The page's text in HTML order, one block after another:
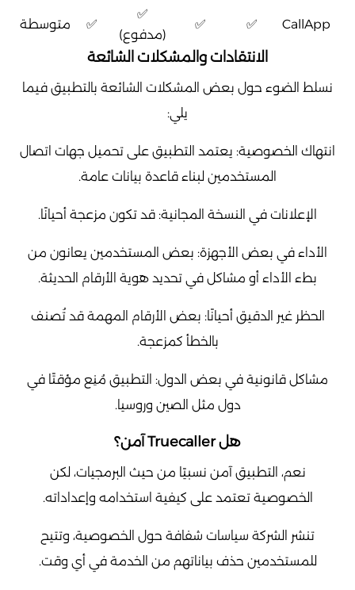
CallApp
✅
✅
✅
(مدفوع)
✅ متوسطة
الانتقادات والمشكلات الشائعة
نسلط الضوء حول بعض المشكلات الشائعة بالتطبيق فيما
يلي:
انتهاك الخصوصية: يعتمد التطبيق على تحميل جهات اتصال
المستخدمين لبناء قاعدة بيانات عامة.
الإعلانات في النسخة المجانية: قد تكون مزعجة أحيانًا.
الأداء في بعض الأجهزة: بعض المستخدمين يعانون من
بطء الأداء أو مشاكل في تحديد هوية الأرقام الحديثة.
الحظر غير الدقيق أحيانًا: بعض الأرقام المهمة قد تُصنف
بالخطأ كمزعجة.
مشاكل قانونية في بعض الدول: التطبيق مُنِع مؤقتًا في
دول مثل الصين وروسيا.
هل Truecaller آمن؟
نعم، التطبيق آمن نسبيًا من حيث البرمجيات، لكن
الخصوصية تعتمد على كيفية استخدامه وإعداداته.
تنشر الشركة سياسات شفافة حول الخصوصية، وتتيح
للمستخدمين حذف بياناتهم من الخدمة في أي وقت.